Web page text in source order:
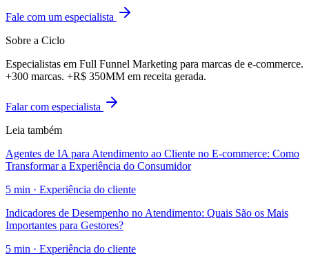
Fale com um especialista
Sobre a Ciclo
Especialistas em Full Funnel Marketing para marcas de e-commerce.
+300 marcas. +R$ 350MM em receita gerada.
Falar com especialista
Leia também
Agentes de IA para Atendimento ao Cliente no E-commerce: Como
Transformar a Experiência do Consumidor
5 min · Experiência do cliente
Indicadores de Desempenho no Atendimento: Quais São os Mais
Importantes para Gestores?
5 min · Experiência do cliente